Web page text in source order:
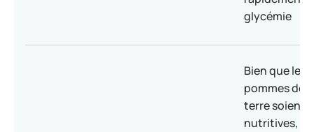
glycémie
Bien que les
pommes de
terre soient
nutritives,